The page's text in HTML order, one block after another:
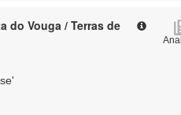
do Vouga / Terras de